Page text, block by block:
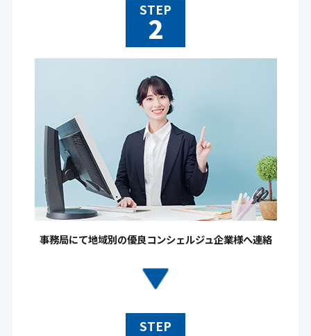
STEP
事務局にて地域別の優良コンシェルジュ企業様へ連絡
STEP